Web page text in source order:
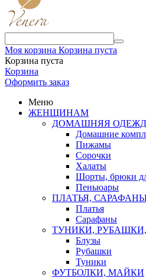
Моя корзина Корзина пуста
Корзина пуста
Корзина
Оформить заказ
Меню
ЖЕНЩИНАМ
ДОМАШНЯЯ
Домашние
Пижамы
Сорочки
Халаты
Шорты, брюки
Пеньюары
ПЛАТЬЯ,
Платья
Сарафаны
ТУНИКИ,
Блузы
Рубашки
Туники
ФУТБОЛКИ, МАЙКИ